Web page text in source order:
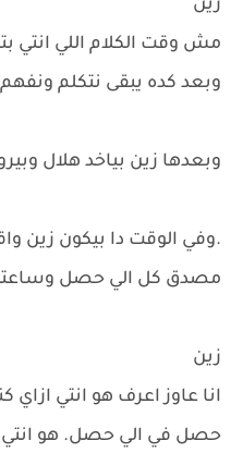
زين
مش وقت الكلام اللي انتي
وبعد كده يبقى نتكلم
وبعدها زين بياخد هلال
.وفي الوقت دا بيكون زين
مصدق كل الي حصل
زين
انا عاوز اعرف هو انتي
حصل في الي حصل. هو